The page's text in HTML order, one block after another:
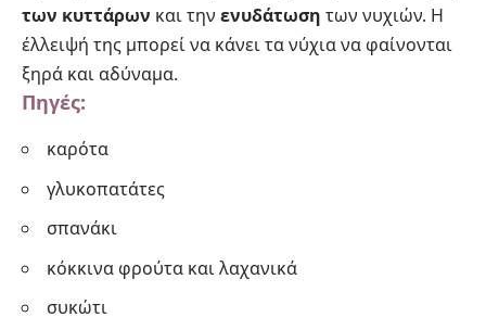
των κυττάρων και την ενυδάτωση των νυχιών. Η
έλλειψή της μπορεί να κάνει τα νύχια να φαίνονται
ξηρά και αδύναμα.
Πηγές:
καρότα
γλυκοπατάτες
σπανάκι
κόκκινα φρούτα και λαχανικά
συκώτι